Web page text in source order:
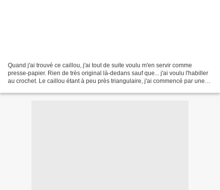
Quand j'ai trouvé ce caillou, j'ai tout de suite voulu m'en servir comme
presse-papier. Rien de très original là-dedans sauf que... j'ai voulu l'habiller
au crochet. Le caillou étant à peu près triangulaire, j'ai commencé par une